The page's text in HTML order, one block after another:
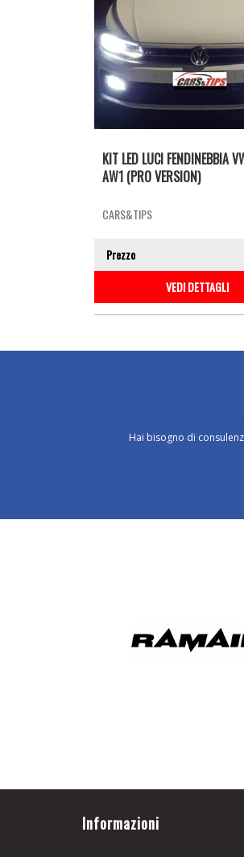
KIT LED LUCI FENDINEBBIA
AW1 (PRO VERSION)
CARS&TIPS
Prezzo
VEDI DETTAGLI
Hai bisogno di
Informazioni